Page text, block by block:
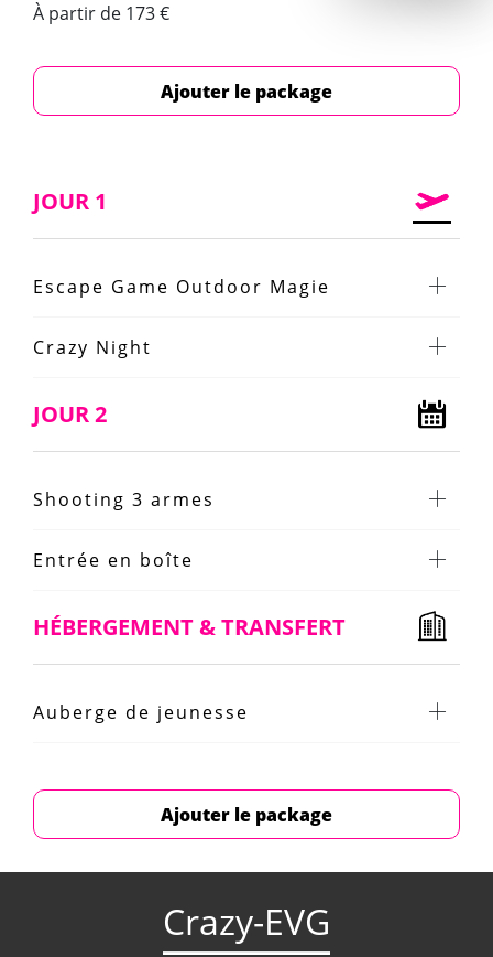
À partir de 173 €
Ajouter le package
JOUR 1
Escape Game Outdoor Magie
Crazy Night
JOUR 2
Shooting 3 armes
Entrée en boîte
HÉBERGEMENT & TRANSFERT
Auberge de jeunesse
Ajouter le package
Crazy-EVG